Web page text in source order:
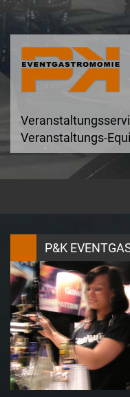
Veranstaltungs-
P&K